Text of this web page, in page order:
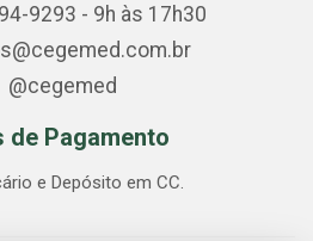
9293 - 9h às 17h30
@cegemed
de Pagamento
e Depósito em CC.